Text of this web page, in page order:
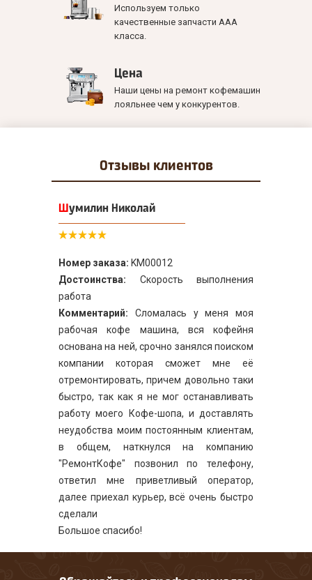
Используем только
качественные запчасти ААА
класса.
Цена
Наши цены на ремонт кофемашин
лояльнее чем у конкурентов.
Отзывы клиентов
Шумилин Николай
Номер заказа: KM00012
Достоинства: Скорость выполнения
работа
Комментарий: Сломалась у меня моя
рабочая кофе машина, вся кофейня
основана на ней, срочно занялся поиском
компании которая сможет мне её
отремонтировать, причем довольно таки
быстро, так как я не мог останавливать
работу моего Кофе-шопа, и доставлять
неудобства моим постоянным клиентам,
в общем, наткнулся на компанию
"РемонтКофе" позвонил по телефону,
ответил мне приветливый оператор,
далее приехал курьер, всё очень быстро
сделали
Большое спасибо!